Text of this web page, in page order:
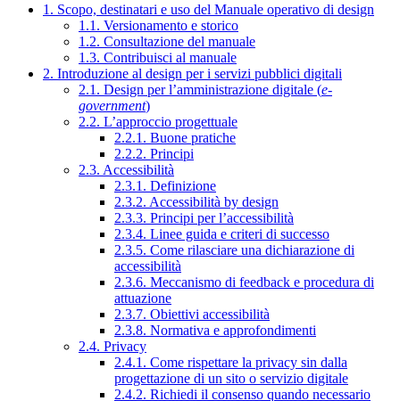
1. Scopo, destinatari e uso del Manuale operativo di design
1.1. Versionamento e storico
1.2. Consultazione del manuale
1.3. Contribuisci al manuale
2. Introduzione al design per i servizi pubblici digitali
2.1. Design per l’amministrazione digitale (e-
government)
2.2. L’approccio progettuale
2.2.1. Buone pratiche
2.2.2. Principi
2.3. Accessibilità
2.3.1. Definizione
2.3.2. Accessibilità by design
2.3.3. Principi per l’accessibilità
2.3.4. Linee guida e criteri di successo
2.3.5. Come rilasciare una dichiarazione di
accessibilità
2.3.6. Meccanismo di feedback e procedura di
attuazione
2.3.7. Obiettivi accessibilità
2.3.8. Normativa e approfondimenti
2.4. Privacy
2.4.1. Come rispettare la privacy sin dalla
progettazione di un sito o servizio digitale
2.4.2. Richiedi il consenso quando necessario